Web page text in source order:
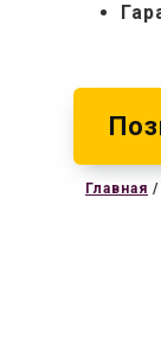
Главная /